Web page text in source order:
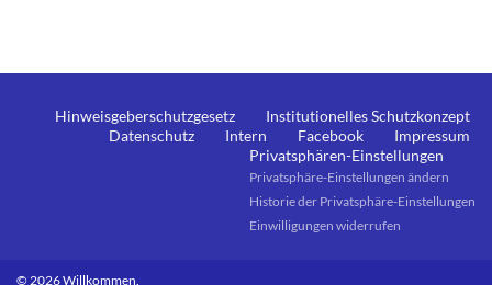
Hinweisgeberschutzgesetz
Institutionelles Schutzkonzept
Datenschutz
Intern Facebook
Impressum
Privatsphären-Einstellungen
Privatsphäre-Einstellungen ändern
Historie der Privatsphäre-Einstellungen
Einwilligungen widerrufen
© 2026 Willkommen.